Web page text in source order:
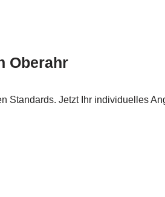
Oberahr
Jetzt Ihr individuelles